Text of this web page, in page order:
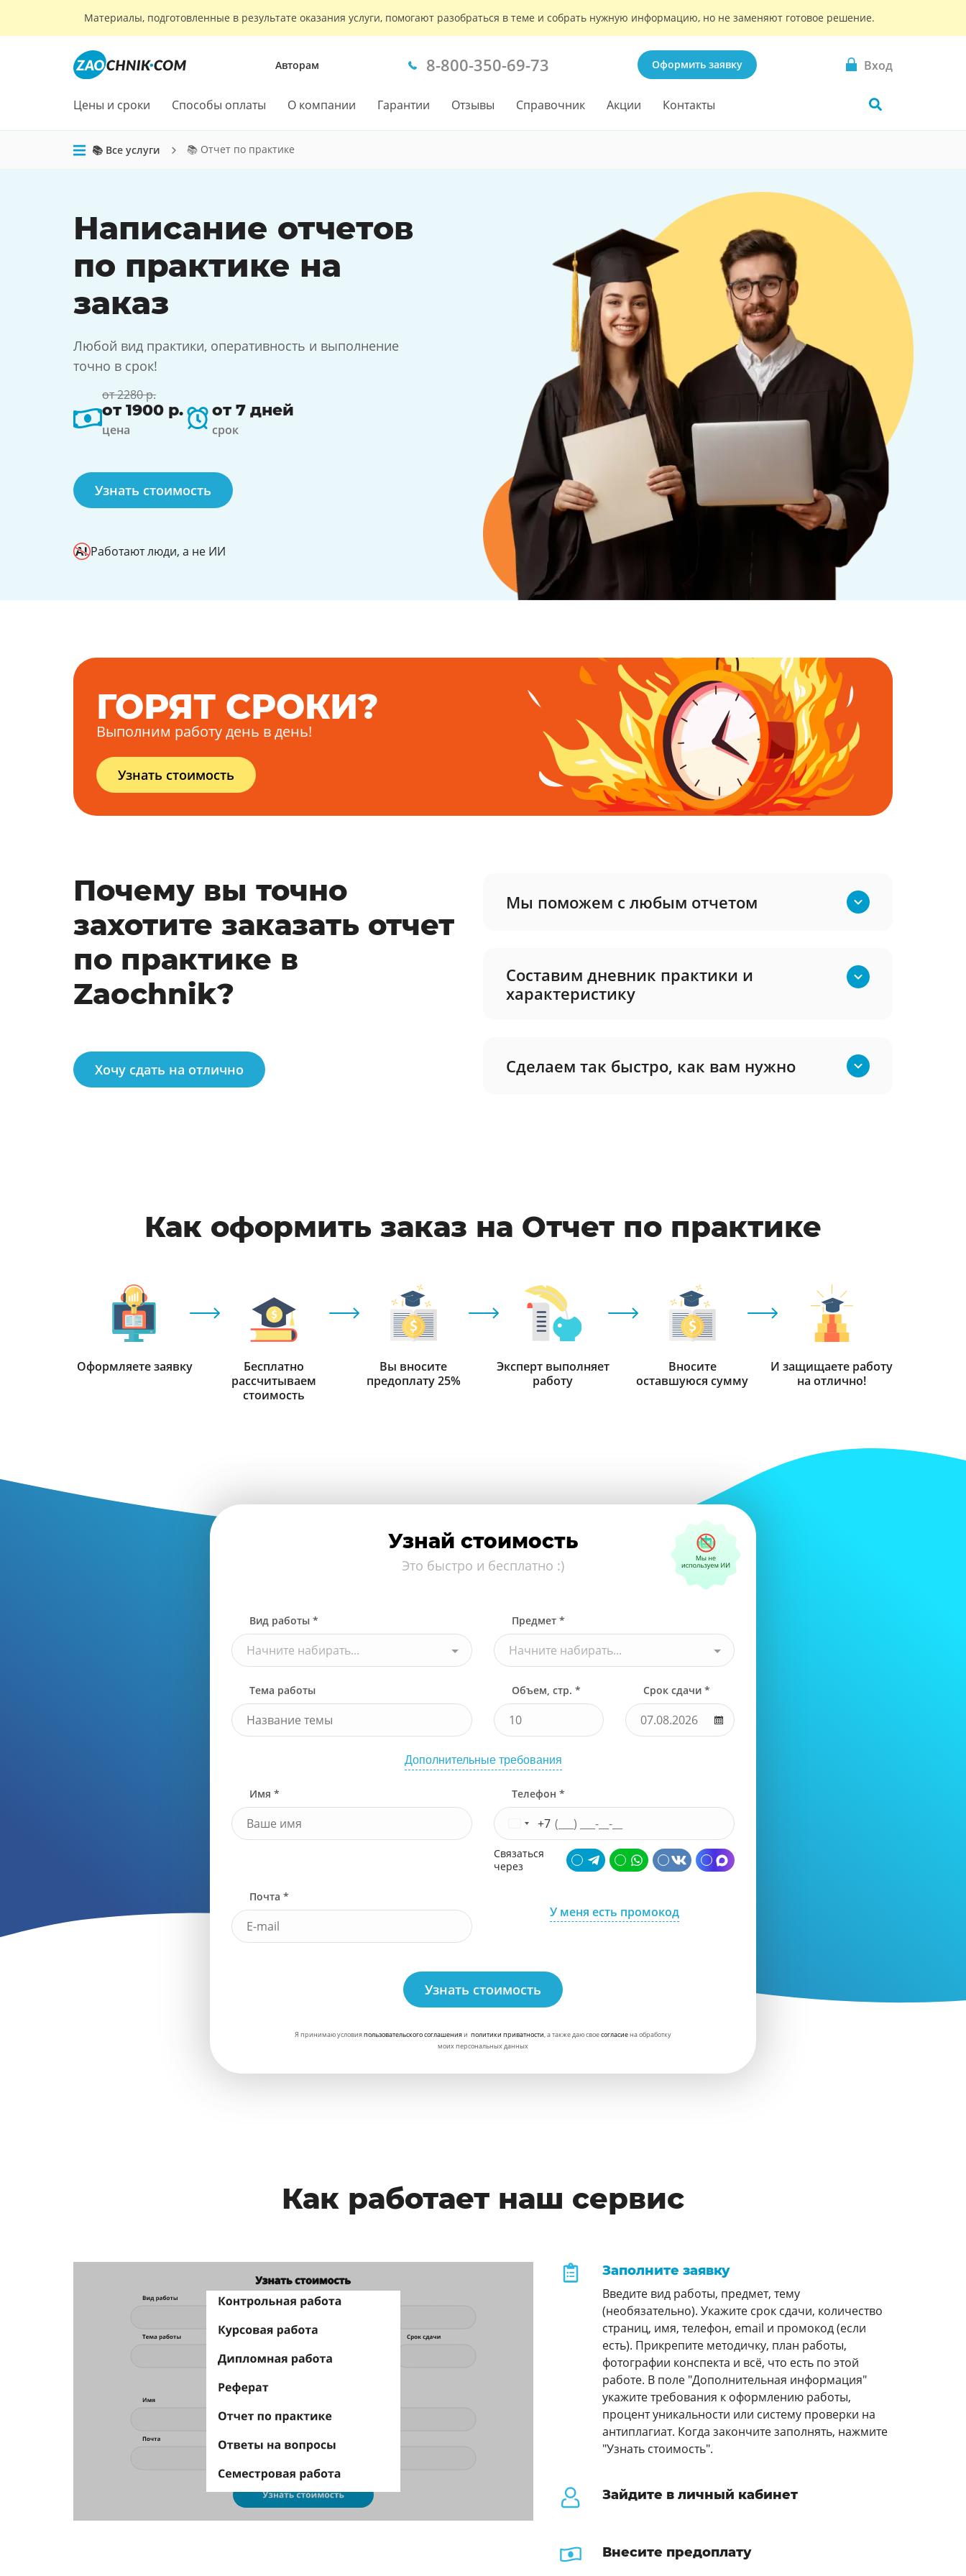
Материалы, подготовленные в результате оказания услуги, помогают разобраться в теме и собрать нужную информацию, но не заменяют готовое решение.
Авторам 8-800-350-69-73 Оформить заявку Вход
Цены и сроки Способы оплаты О компании Гарантии Отзывы Справочник Акции Контакты
📚 Все услуги 📚 Отчет по практике
Написание отчетов
по практике на
заказ
Любой вид практики, оперативность и выполнение
точно в срок!
от 2280 р.
от 1900 р.
цена
от 7 дней
срок
Узнать стоимость
Работают люди, а не ИИ
ГОРЯТ СРОКИ?
Выполним работу день в день!
Узнать стоимость
Почему вы точно
захотите заказать отчет
по практике в
Zaochnik?
Хочу сдать на отлично
Мы поможем с любым отчетом
Составим дневник практики и
характеристику
Сделаем так быстро, как вам нужно
Как оформить заказ на Отчет по практике
Оформляете заявку
Бесплатно
рассчитываем
стоимость
Вы вносите
предоплату 25%
Эксперт выполняет
работу
Вносите
оставшуюся сумму
И защищаете работу
на отлично!
Узнай стоимость
Это быстро и бесплатно :)
Вид работы *
Начните набирать...
Предмет *
Начните набирать...
Тема работы Объем, стр. * Срок сдачи *
Дополнительные требования
Имя * Телефон *
+7
Связаться
через
Почта *
У меня есть промокод
Узнать стоимость
Я принимаю условияпользовательского соглашенияи политики приватности, а также даю своесогласиена обработку
моих персональных данных
Как работает наш сервис
Заполните заявку
Введите вид работы, предмет, тему
(необязательно). Укажите срок сдачи, количество
страниц, имя, телефон, email и промокод (если
есть). Прикрепите методичку, план работы,
фотографии конспекта и всё, что есть по этой
работе. В поле "Дополнительная информация"
укажите требования к оформлению работы,
процент уникальности или систему проверки на
антиплагиат. Когда закончите заполнять, нажмите
"Узнать стоимость".
Зайдите в личный кабинет
Внесите предоплату